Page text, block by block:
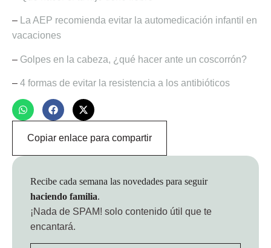
–
La AEP recomienda evitar la automedicación infantil en
vacaciones
– Golpes en la cabeza, ¿qué hacer ante un coscorrón?
– 4 formas de evitar la resistencia a los antibióticos
Copiar enlace para compartir
Recibe cada semana las novedades para seguir
haciendo familia.
¡Nada de SPAM! solo contenido útil que te
encantará.